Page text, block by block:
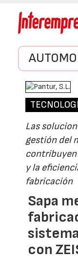
Las
gestión del
y la
fabricación
Sapa
con